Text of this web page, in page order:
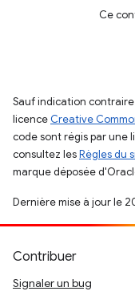
Ce
Sauf indication
licence Creative
code sont régis par une
consultez lesRègles du
marque déposée
Dernière mise à jour le
Contribuer
Signaler un bug